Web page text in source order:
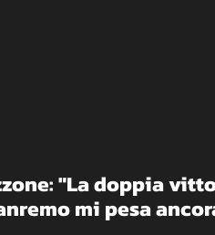
"La doppia
mi pesa